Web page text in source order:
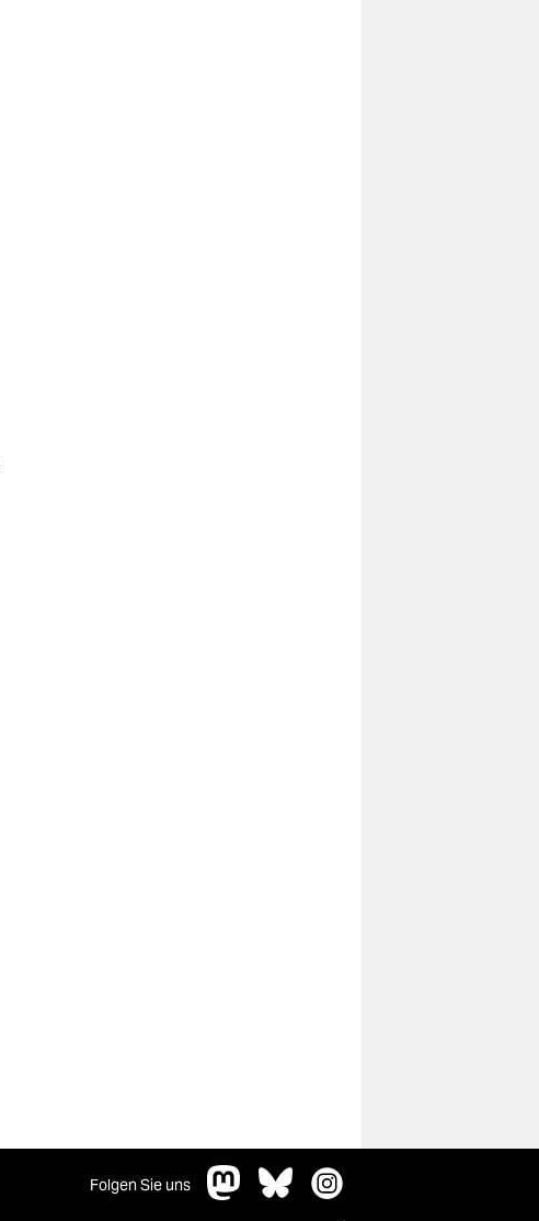
Folgen Sie uns